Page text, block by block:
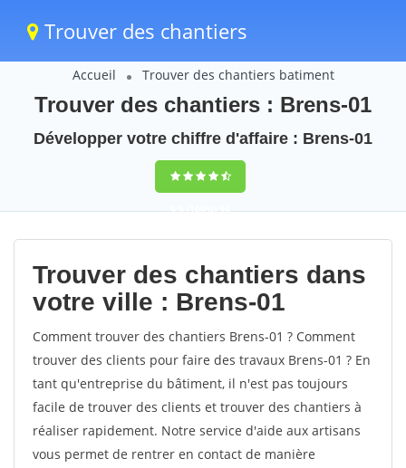
Trouver des chantiers
Accueil Trouver des chantiers batiment
Trouver des chantiers : Brens-01
Développer votre chiffre d'affaire : Brens-01
9,5(100%)56
votes
Trouver des chantiers dans
votre ville : Brens-01
Comment trouver des chantiers Brens-01 ? Comment
trouver des clients pour faire des travaux Brens-01 ? En
tant qu'entreprise du bâtiment, il n'est pas toujours
facile de trouver des clients et trouver des chantiers à
réaliser rapidement. Notre service d'aide aux artisans
vous permet de rentrer en contact de manière